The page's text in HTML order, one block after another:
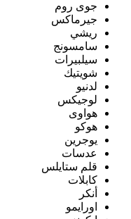
جوى روم
جيرماكس
ريشي
سامسونج
سيلبيرات
شويتيك
لدنيو
لوجيكس
هواوى
هوكو
يوجرين
عدسات
قلم ستايلس
كابلات
أنكر
اورايمو